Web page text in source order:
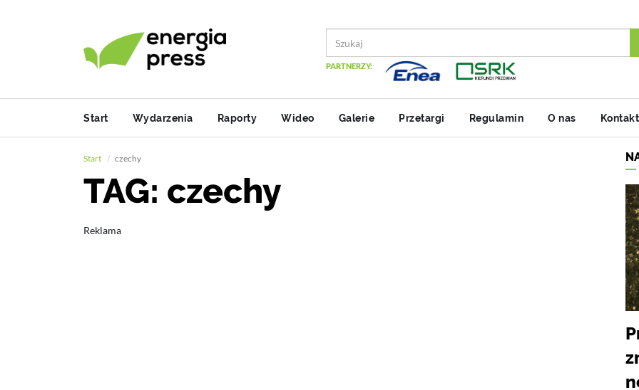
PARTNERZY:
Start Wydarzenia Raporty Wideo Galerie Przetargi Regulamin O nas Kontakt
Start czechy
TAG: czechy
Reklama